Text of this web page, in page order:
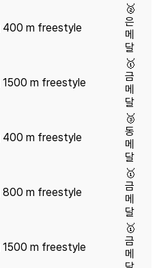
400 m freestyle
🥈
은
메
달
1500 m freestyle
🥇
금
메
달
400 m freestyle
🥉
동
메
달
800 m freestyle
🥇
금
메
달
1500 m freestyle
🥇
금
메